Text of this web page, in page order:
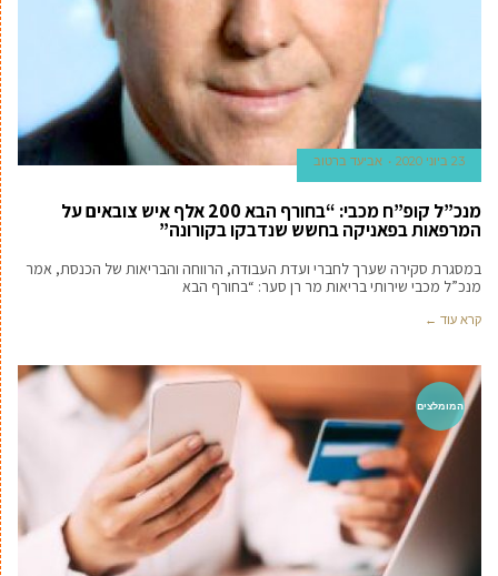
23 ביוני 2020 אביעד ברטוב
מנכ”ל קופ”ח מכבי: “בחורף הבא 200 אלף איש צובאים על
המרפאות בפאניקה בחשש שנדבקו בקורונה”
במסגרת סקירה שערך לחברי ועדת העבודה, הרווחה והבריאות של הכנסת, אמר
מנכ”ל מכבי שירותי בריאות מר רן סער: “בחורף הבא
קרא עוד ←
המומלצים